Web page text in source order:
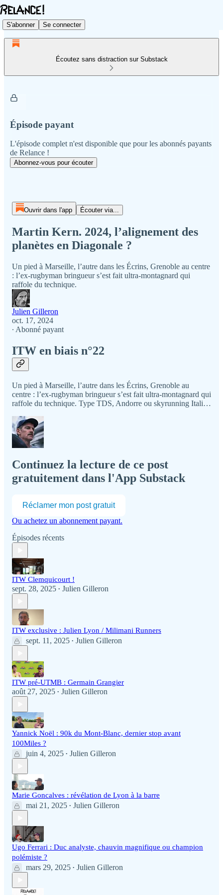
S'abonner Se connecter
Écoutez sans distraction sur Substack
Épisode payant
L'épisode complet n'est disponible que pour les abonnés payants
de Relance !
Abonnez-vous pour écouter
Ouvrir dans l'app Écouter via...
Martin Kern. 2024, l’alignement des
planètes en Diagonale ?
Un pied à Marseille, l’autre dans les Écrins, Grenoble au centre
: l’ex-rugbyman bringueur s’est fait ultra-montagnard qui
raffole du technique.
Julien Gilleron
oct. 17, 2024
∙ Abonné payant
ITW en biais n°22
Un pied à Marseille, l’autre dans les Écrins, Grenoble au
centre : l’ex-rugbyman bringueur s’est fait ultra-montagnard qui
raffole du technique. Type TDS, Andorre ou skyrunning Itali…
Continuez la lecture de ce post
gratuitement dans l'App Substack
Réclamer mon post gratuit
Ou achetez un abonnement payant.
Épisodes récents
ITW Clemquicourt !
sept. 28, 2025 • Julien Gilleron
ITW exclusive : Julien Lyon / Milimani Runners
sept. 11, 2025 • Julien Gilleron
ITW pré-UTMB : Germain Grangier
août 27, 2025 • Julien Gilleron
Yannick Noël : 90k du Mont-Blanc, dernier stop avant
100Miles ?
juin 4, 2025 • Julien Gilleron
Marie Goncalves : révélation de Lyon à la barre
mai 21, 2025 • Julien Gilleron
Ugo Ferrari : Duc analyste, chauvin magnifique ou champion
polémiste ?
mars 29, 2025 • Julien Gilleron